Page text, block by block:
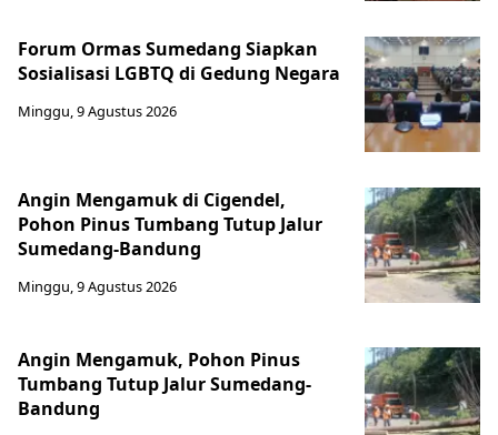
Forum Ormas Sumedang Siapkan
Sosialisasi LGBTQ di Gedung Negara
Minggu, 9 Agustus 2026
Angin Mengamuk di Cigendel,
Pohon Pinus Tumbang Tutup Jalur
Sumedang-Bandung
Minggu, 9 Agustus 2026
Angin Mengamuk, Pohon Pinus
Tumbang Tutup Jalur Sumedang-
Bandung